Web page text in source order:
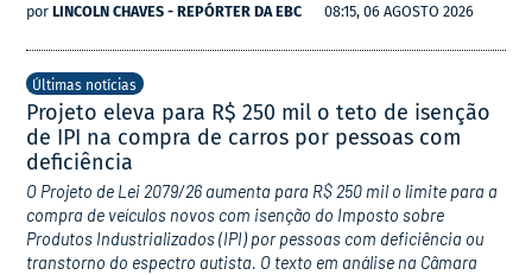
por LINCOLN CHAVES - REPÓRTER DA EBC 08:15, 06 AGOSTO 2026
Últimas notícias
Projeto eleva para R$ 250 mil o teto de isenção
de IPI na compra de carros por pessoas com
deficiência
O Projeto de Lei 2079/26 aumenta para R$ 250 mil o limite para a
compra de veículos novos com isenção do Imposto sobre
Produtos Industrializados (IPI) por pessoas com deficiência ou
transtorno do espectro autista. O texto em análise na Câmara